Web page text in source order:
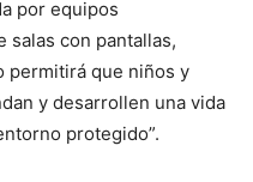
por equipos
salas con pantallas,
permitirá que niños y
y desarrollen una vida
protegido”.